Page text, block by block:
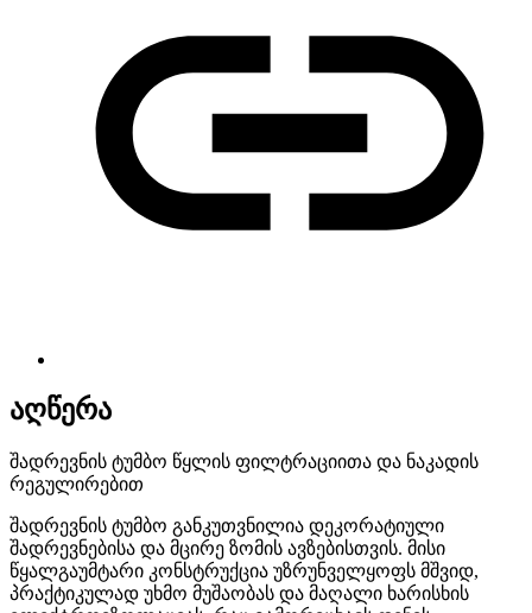
აღწერა
შადრევნის ტუმბო წყლის ფილტრაციითა და ნაკადის
რეგულირებით
შადრევნის ტუმბო განკუთვნილია დეკორატიული
შადრევნებისა და მცირე ზომის ავზებისთვის. მისი
წყალგაუმტარი კონსტრუქცია უზრუნველყოფს მშვიდ,
პრაქტიკულად უხმო მუშაობას და მაღალი ხარისხის